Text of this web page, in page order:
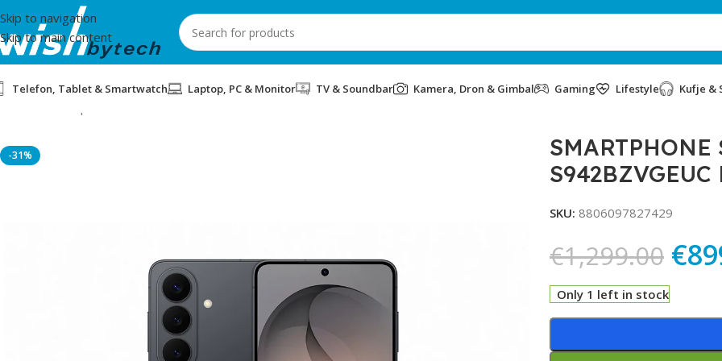
Skip to navigation
Skip to main content
Telefon, Tablet & Smartwatch Laptop, PC & Monitor TV & Soundbar Kamera, Dron & Gimbal Gaming Lifestyle Kufje &
-31%
SMARTPHONE
S942BZVGEUC
SKU: 8806097827429
€1,299.00 €
Only 1 left in stock